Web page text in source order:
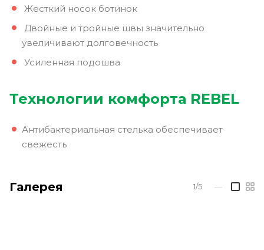
Жесткий носок ботинок
Двойные и тройные швы значительно
увеличивают долговечность
Усиленная подошва
Технологии комфорта REBEL
Антибактериальная стелька обеспечивает
свежесть
Галерея 1/5 —